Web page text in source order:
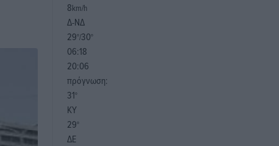
8km/h
Δ-ΝΔ
29°/30°
06:18
20:06
πρόγνωση:
31°
ΚΥ
29°
ΔΕ